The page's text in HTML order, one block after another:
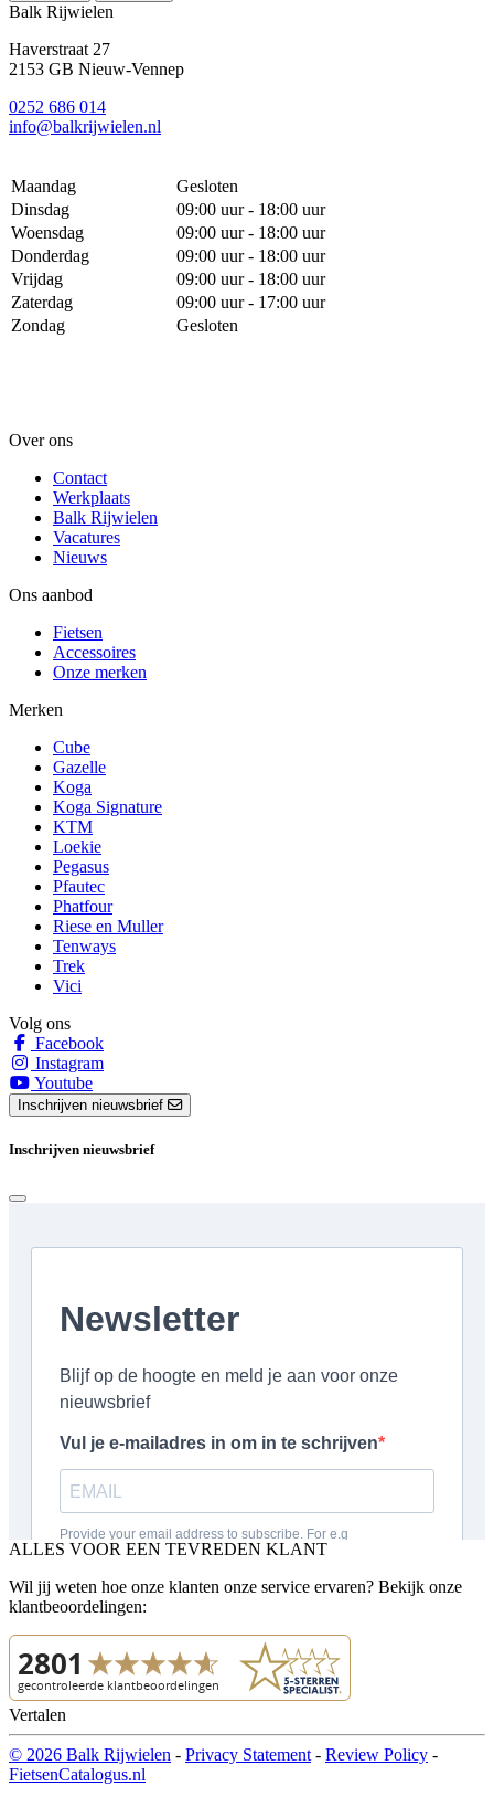
Balk Rijwielen
Haverstraat 27
2153 GB Nieuw-Vennep
0252 686 014
info@balkrijwielen.nl
Maandag
Gesloten
Dinsdag
09:00 uur - 18:00 uur
Woensdag
09:00 uur - 18:00 uur
Donderdag
09:00 uur - 18:00 uur
Vrijdag
09:00 uur - 18:00 uur
Zaterdag
09:00 uur - 17:00 uur
Zondag
Gesloten
Over ons
Contact
Werkplaats
Balk Rijwielen
Vacatures
Nieuws
Ons aanbod
Fietsen
Accessoires
Onze merken
Merken
Cube
Gazelle
Koga
Koga Signature
KTM
Loekie
Pegasus
Pfautec
Phatfour
Riese en Muller
Tenways
Trek
Vici
Volg ons
Facebook
Instagram
Youtube
Inschrijven nieuwsbrief
Inschrijven nieuwsbrief
ALLES VOOR EEN TEVREDEN KLANT
Wil jij weten hoe onze klanten onze service ervaren? Bekijk onze
klantbeoordelingen:
Vertalen
© 2026 Balk Rijwielen - Privacy Statement - Review Policy -
FietsenCatalogus.nl